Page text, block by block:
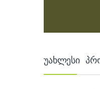
უახლესი